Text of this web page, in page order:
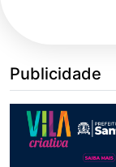
Publicidade